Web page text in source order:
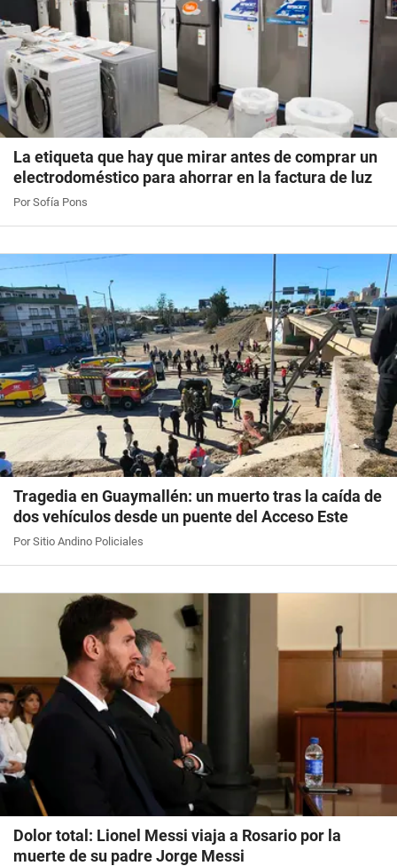
La etiqueta que hay que mirar antes de comprar un
electrodoméstico para ahorrar en la factura de luz
Por Sofía Pons
Tragedia en Guaymallén: un muerto tras la caída de
dos vehículos desde un puente del Acceso Este
Por Sitio Andino Policiales
Dolor total: Lionel Messi viaja a Rosario por la
muerte de su padre Jorge Messi